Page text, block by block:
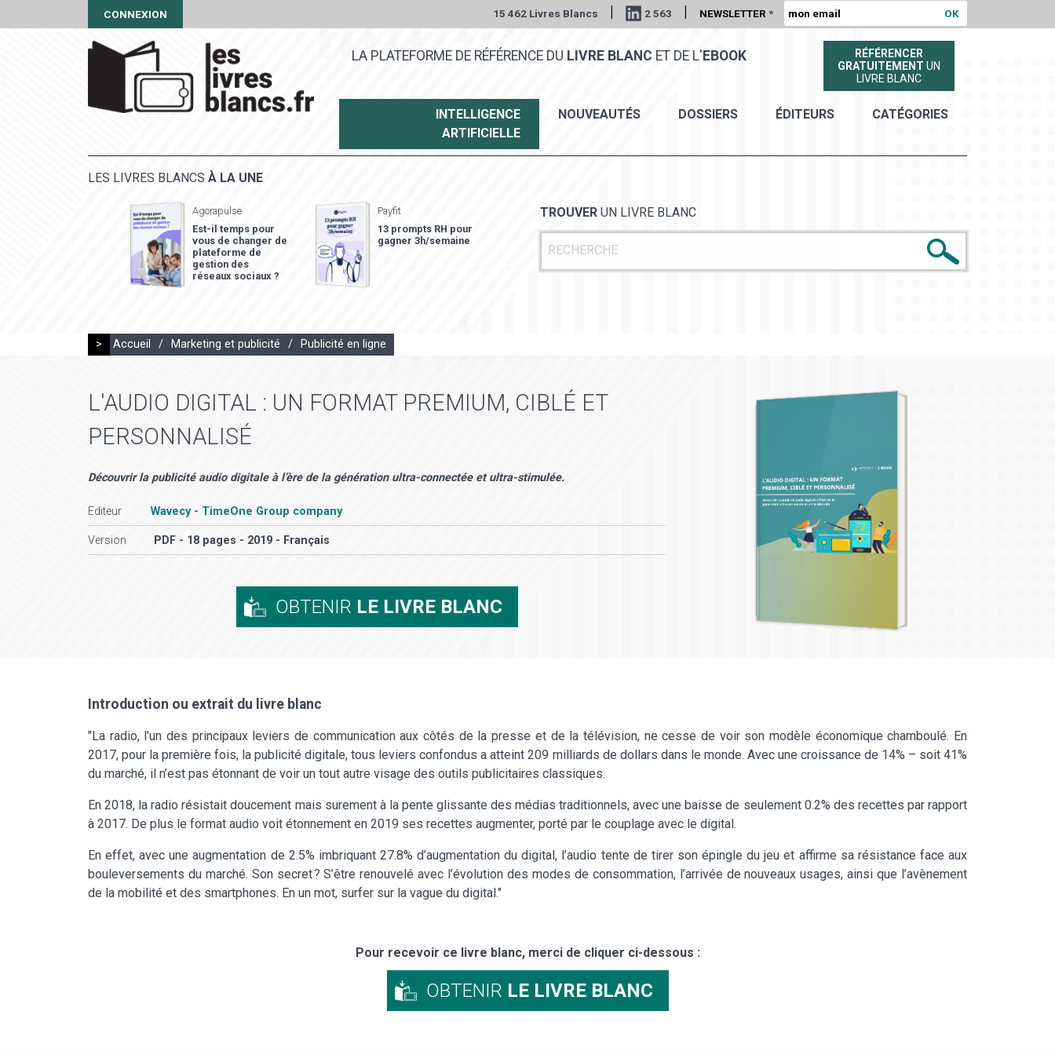
CONNEXION 15 462 Livres Blancs | 2 563 | NEWSLETTER *
LA PLATEFORME DE RÉFÉRENCE DU LIVRE BLANC ET DE L' EBOOK
RÉFÉRENCER
GRATUITEMENT UN
LIVRE BLANC
INTELLIGENCE
ARTIFICIELLE
NOUVEAUTÉS DOSSIERS ÉDITEURS CATÉGORIES
LES LIVRES BLANCS À LA UNE
Agorapulse
Est-il temps pour
vous de changer de
plateforme de
gestion des
réseaux sociaux ?
Payfit
13 prompts RH pour
gagner 3h/semaine
TROUVER UN LIVRE BLANC
> Accueil / Marketing et publicité / Publicité en ligne
L'AUDIO DIGITAL : UN FORMAT PREMIUM, CIBLÉ ET
PERSONNALISÉ
Découvrir la publicité audio digitale à l’ère de la génération ultra-connectée et ultra-stimulée.
Editeur Wavecy - TimeOne Group company
Version PDF - 18 pages - 2019 - Français
OBTENIR LE LIVRE BLANC
Introduction ou extrait du livre blanc
"La radio, l’un des principaux leviers de communication aux côtés de la presse et de la télévision, ne cesse de voir son modèle économique chamboulé. En
2017, pour la première fois, la publicité digitale, tous leviers confondus a atteint 209 milliards de dollars dans le monde. Avec une croissance de 14% – soit 41%
du marché, il n’est pas étonnant de voir un tout autre visage des outils publicitaires classiques.
En 2018, la radio résistait doucement mais surement à la pente glissante des médias traditionnels, avec une baisse de seulement 0.2% des recettes par rapport
à 2017. De plus le format audio voit étonnement en 2019 ses recettes augmenter, porté par le couplage avec le digital.
En effet, avec une augmentation de 2.5% imbriquant 27.8% d’augmentation du digital, l’audio tente de tirer son épingle du jeu et affirme sa résistance face aux
bouleversements du marché. Son secret ? S’être renouvelé avec l’évolution des modes de consommation, l’arrivée de nouveaux usages, ainsi que l’avènement
de la mobilité et des smartphones. En un mot, surfer sur la vague du digital."
Pour recevoir ce livre blanc, merci de cliquer ci-dessous :
OBTENIR LE LIVRE BLANC